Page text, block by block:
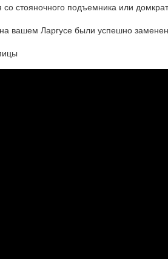
стояночного подъемника или
вашем Ларгусе были успешно